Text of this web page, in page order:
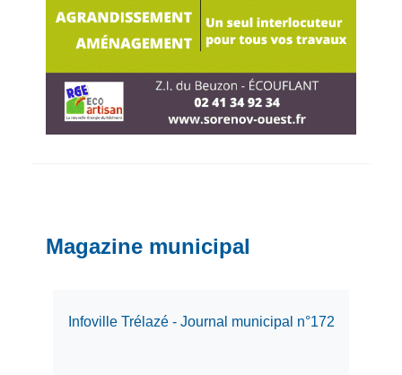
Magazine municipal
Infoville Trélazé - Journal municipal n°172